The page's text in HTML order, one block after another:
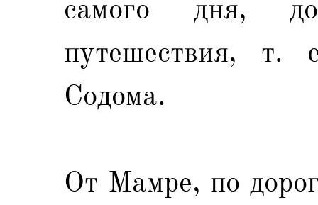
самого дня,
путешествия, т.
Содома.
От Мамре, по